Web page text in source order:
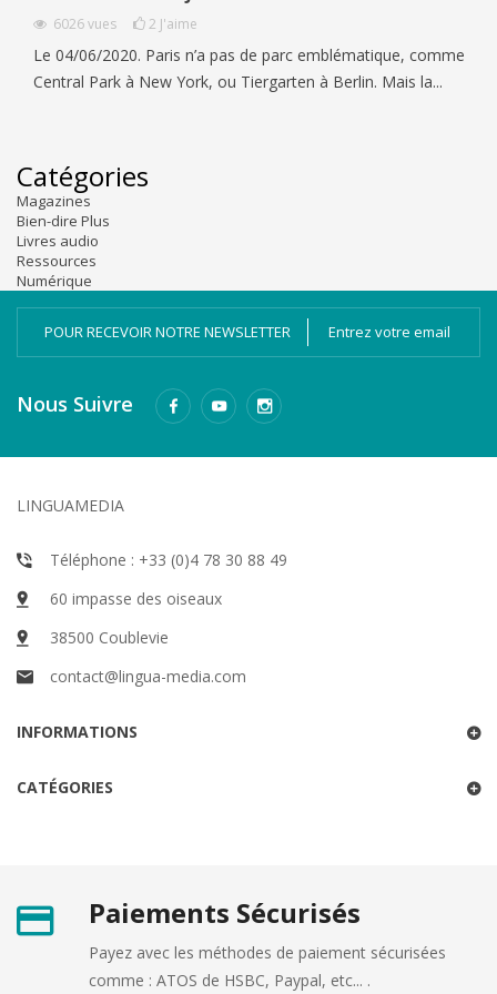
6026vues 2 J'aime
Le 04/06/2020. Paris n’a pas de parc emblématique, comme
Central Park à New York, ou Tiergarten à Berlin. Mais la...
Catégories
Magazines
Bien-dire Plus
Livres audio
Ressources
Numérique
POUR RECEVOIR NOTRE NEWSLETTER
Nous Suivre
LINGUAMEDIA
Téléphone : +33 (0)4 78 30 88 49
60 impasse des oiseaux
38500 Coublevie
contact@lingua-media.com
INFORMATIONS
CATÉGORIES
Paiements Sécurisés
Payez avec les méthodes de paiement sécurisées
comme : ATOS de HSBC, Paypal, etc... .